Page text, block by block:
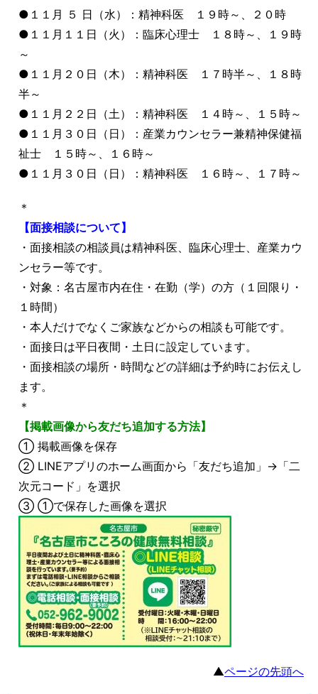
●１１月 ５ 日（水）：精神科医 １９時～、２０時
●１１月１１日（火）：臨床心理士 １８時～、１９時
～
●１１月２０日（木）：精神科医 １７時半～、１８時
半～
●１１月２２日（土）：精神科医 １４時～、１５時～
●１１月３０日（日）：産業カウンセラー兼精神保健福
祉士 １５時～、１６時～
●１１月３０日（日）：精神科医 １６時～、１７時～
＊
【面接相談について】
・面接相談の相談員は精神科医、臨床心理士、産業カウ
ンセラー等です。
・対象：名古屋市内在住・在勤（学）の方（１回限り・
１時間）
・本人だけでなくご家族などからの相談も可能です。
・面接日は平日夜間・土日に設定しています。
・面接相談の場所・時間などの詳細は予約時にお伝えし
ます。
＊
【掲載画像から友だち追加する方法】
① 掲載画像を保存
② LINEアプリのホーム画面から「友だち追加」→「二
次元コード」を選択
③ ①で保存した画像を選択
▲ページの先頭へ